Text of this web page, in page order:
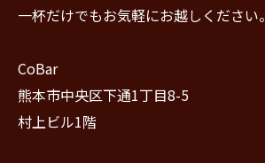
一杯だけでもお気軽にお越しください。
CoBar
熊本市中央区下通1丁目8-5
村上ビル1階